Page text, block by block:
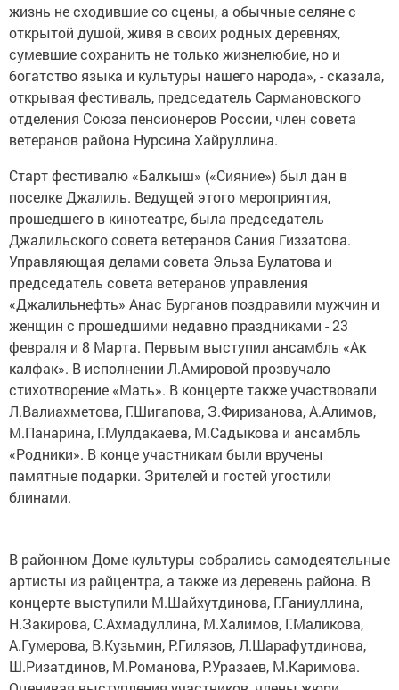
жизнь не сходившие со сцены, а обычные селяне с
открытой душой, живя в своих родных деревнях,
сумевшие сохранить не только жизнелюбие, но и
богатство языка и культуры нашего народа», - сказала,
открывая фестиваль, председатель Сармановского
отделения Союза пенсионеров России, член совета
ветеранов района Нурсина Хайруллина.
Старт фестивалю «Балкыш» («Сияние») был дан в
поселке Джалиль. Ведущей этого мероприятия,
прошедшего в кинотеатре, была председатель
Джалильского совета ветеранов Сания Гиззатова.
Управляющая делами совета Эльза Булатова и
председатель совета ветеранов управления
«Джалильнефть» Анас Бурганов поздравили мужчин и
женщин с прошедшими недавно праздниками - 23
февраля и 8 Марта. Первым выступил ансамбль «Ак
калфак». В исполнении Л.Амировой прозвучало
стихотворение «Мать». В концерте также участвовали
Л.Валиахметова, Г.Шигапова, З.Фиризанова, А.Алимов,
М.Панарина, Г.Мулдакаева, М.Садыкова и ансамбль
«Родники». В конце участникам были вручены
памятные подарки. Зрителей и гостей угостили
блинами.
В районном Доме культуры собрались самодеятельные
артисты из райцентра, а также из деревень района. В
концерте выступили М.Шайхутдинова, Г.Ганиуллина,
Н.Закирова, С.Ахмадуллина, М.Халимов, Г.Маликова,
А.Гумерова, В.Кузьмин, Р.Гилязов, Л.Шарафутдинова,
Ш.Ризатдинов, М.Романова, Р.Уразаев, М.Каримова.